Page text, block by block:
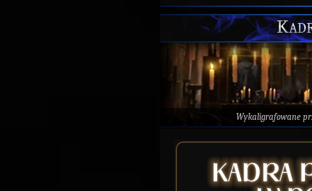
Wykaligrafowane